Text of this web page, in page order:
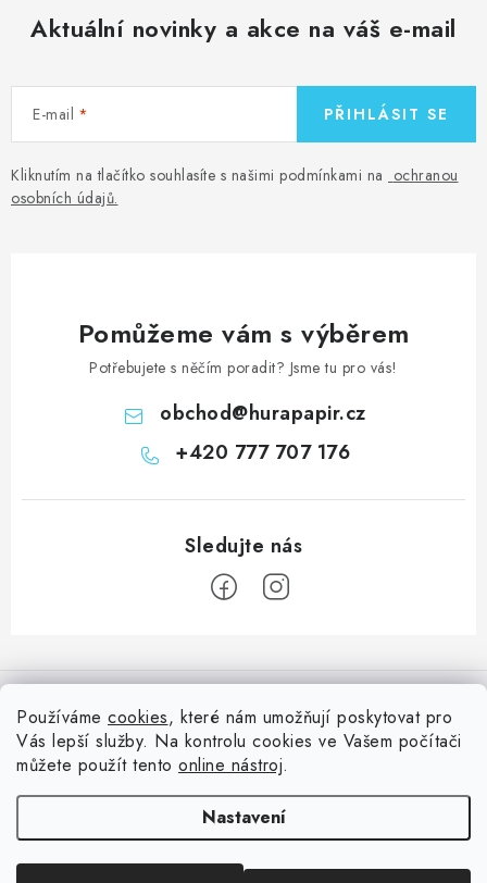
Používáme cookies, které nám umožňují poskytovat pro
Vás lepší služby. Na kontrolu cookies ve Vašem počítači
můžete použít tento online nástroj.
Nastavení
Aktuální novinky a akce na váš e-mail
E-mail
Kliknutím na tlačítko souhlasíte s našimi podmínkami na ochranou
osobních údajů.
PŘIHLÁSIT SE
Pomůžeme vám s výběrem
Potřebujete s něčím poradit? Jsme tu pro vás!
obchod@hurapapir.cz
+420 777 707 176
á
Doprava
Oblíbené ♥️
Nepřehlédněte
Blog s nápady a návody
Slovník pojmů, české návody
. Všechna práva vyhrazena.Upravit nastavení